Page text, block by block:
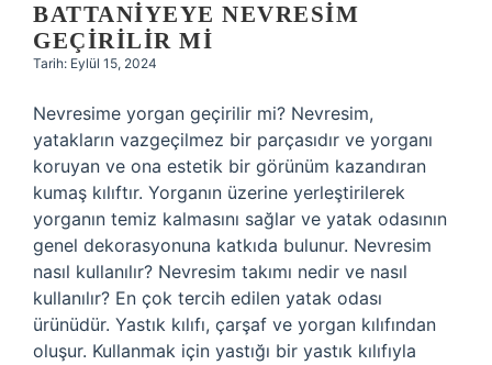
BATTANIYEYE NEVRESIM
GEÇIRILIR MI
Tarih: Eylül 15, 2024
Nevresime yorgan geçirilir mi? Nevresim,
yatakların vazgeçilmez bir parçasıdır ve yorganı
koruyan ve ona estetik bir görünüm kazandıran
kumaş kılıftır. Yorganın üzerine yerleştirilerek
yorganın temiz kalmasını sağlar ve yatak odasının
genel dekorasyonuna katkıda bulunur. Nevresim
nasıl kullanılır? Nevresim takımı nedir ve nasıl
kullanılır? En çok tercih edilen yatak odası
ürünüdür. Yastık kılıfı, çarşaf ve yorgan kılıfından
oluşur. Kullanmak için yastığı bir yastık kılıfıyla